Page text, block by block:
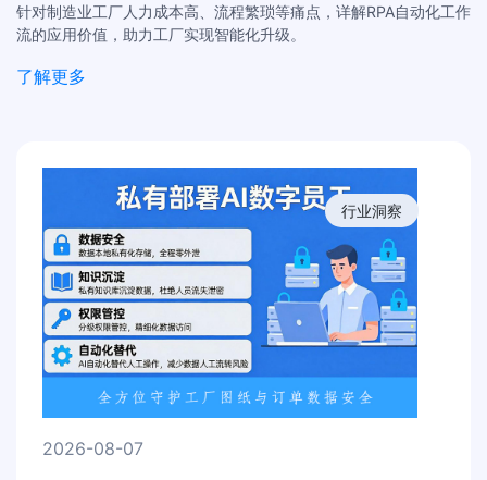
针对制造业工厂人力成本高、流程繁琐等痛点，详解RPA自动化工作
流的应用价值，助力工厂实现智能化升级。
了解更多
2026-08-07
行业洞察